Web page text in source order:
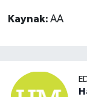
Kaynak: AA